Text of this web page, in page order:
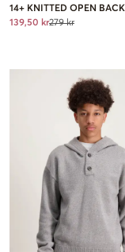
14+ KNITTED OPEN
139,50 kr279 kr